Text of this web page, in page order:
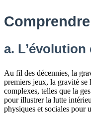
a.
Au fil des décennies, la
premiers jeux, la gravité se
complexes, telles que la
pour illustrer la lutte
physiques et sociales pour